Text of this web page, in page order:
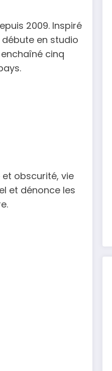
2009. Inspiré
débute en studio
cinq
obscurité, vie
et dénonce les